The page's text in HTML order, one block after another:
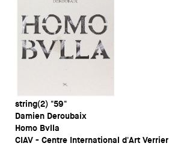
string(2) "59"
Damien Deroubaix
Homo Bvlla
CIAV - Centre International d'Art Verrier